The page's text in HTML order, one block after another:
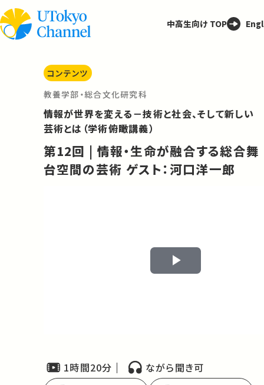
中高生向け TOP
コンテンツ
教養学部・総合文化研究科
情報が世界を変える－技術と社会、そして新しい
芸術とは（学術俯瞰講義）
第12回 | 情報・生命が融合する総合舞
台空間の芸術 ゲスト：河口洋一郎
Play
1時間20分 ながら聞き可